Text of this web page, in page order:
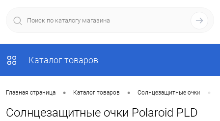
Каталог товаров
Главная страница • Каталог товаров • Солнцезащитные очки •
Солнцезащитные очки Polaroid PLD